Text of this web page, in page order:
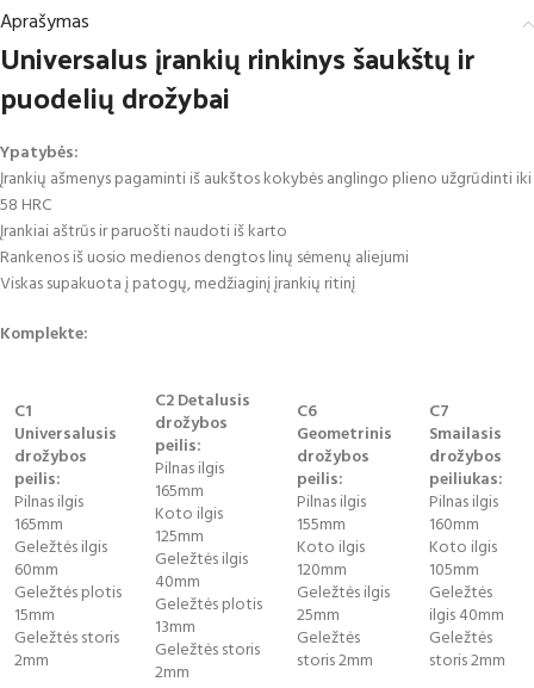
Aprašymas
Universalus įrankių rinkinys šaukštų ir
puodelių drožybai
Ypatybės:
Įrankių ašmenys pagaminti iš aukštos kokybės anglingo plieno užgrūdinti iki
58 HRC
Įrankiai aštrūs ir paruošti naudoti iš karto
Rankenos iš uosio medienos dengtos linų sėmenų aliejumi
Viskas supakuota į patogų, medžiaginį įrankių ritinį
Komplekte:
C1
Universalusis
drožybos
peilis:
Pilnas ilgis
165mm
Geležtės ilgis
60mm
Geležtės plotis
15mm
Geležtės storis
2mm
C2 Detalusis
drožybos
peilis:
Pilnas ilgis
165mm
Koto ilgis
125mm
Geležtės ilgis
40mm
Geležtės plotis
13mm
Geležtės storis
2mm
C6
Geometrinis
drožybos
peilis:
Pilnas ilgis
155mm
Koto ilgis
120mm
Geležtės ilgis
25mm
Geležtės
storis 2mm
C7
Smailasis
drožybos
peiliukas:
Pilnas ilgis
160mm
Koto ilgis
105mm
Geležtės
ilgis 40mm
Geležtės
storis 2mm